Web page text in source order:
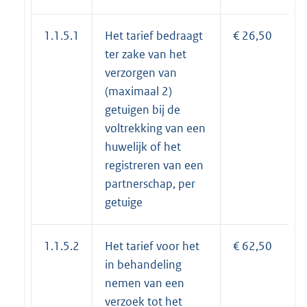
1.1.5.1
Het tarief bedraagt
ter zake van het
verzorgen van
(maximaal 2)
getuigen bij de
voltrekking van een
huwelijk of het
registreren van een
partnerschap, per
getuige
€ 26,50
1.1.5.2
Het tarief voor het
in behandeling
nemen van een
verzoek tot het
€ 62,50